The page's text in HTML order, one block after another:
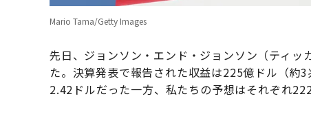
Mario Tama/Getty Images
先日、ジョンソン・エンド・ジョンソン（ティ
た。決算発表で報告された収益は225億ドル（約
2.42ドルだった一方、私たちの予想はそれぞれ